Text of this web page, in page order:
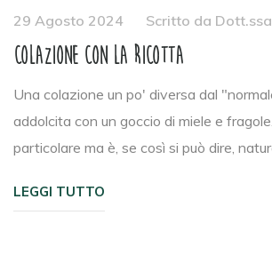
29 Agosto 2024 Scritto da
Colazione con la ricotta
Una colazione un po' diversa dal
addolcita con un goccio di miele e
particolare ma è, se così si può dire,
LEGGI TUTTO